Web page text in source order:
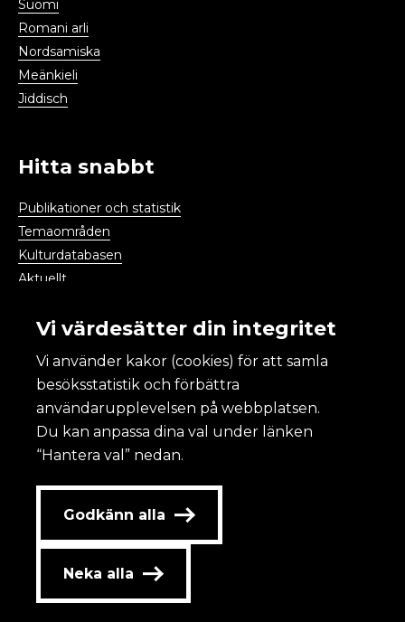
Suomi
Romani arli
Nordsamiska
Meänkieli
Jiddisch
Hitta snabbt
Publikationer och statistik
Temaområden
Kulturdatabasen
Aktuellt
Kulturanalys
Om Kulturanalys
Lättläst
Om webbplatsen och kakor
Tillgänglighet
Redovisning av statlig annonsering
Kontakta oss
Jobba hos oss
Vi värdesätter din integritet
Vi använder kakor (cookies) för att samla
besöksstatistik och förbättra
användarupplevelsen på webbplatsen.
Du kan anpassa dina val under länken
“Hantera val” nedan.
Godkänn alla
Neka alla